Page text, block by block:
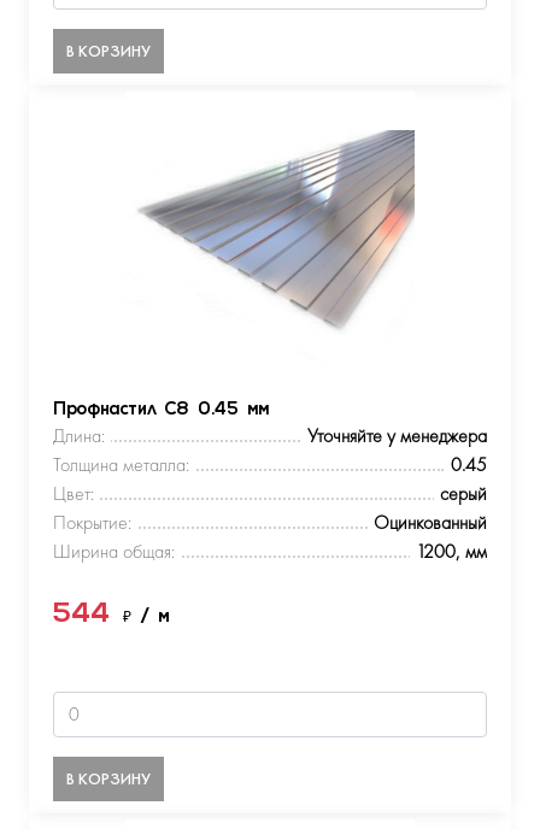
В КОРЗИНУ
Профнастил С8 0.45 мм
Длина:
Уточняйте у менеджера
Толщина металла:
0.45
Цвет:
серый
Покрытие:
Оцинкованный
Ширина общая:
1200, мм
544 ₽ / м
В КОРЗИНУ